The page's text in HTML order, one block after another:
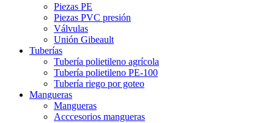
Piezas PE
Piezas PVC presión
Válvulas
Unión Gibeault
Tuberías
Tubería polietileno agrícola
Tubería polietileno PE-100
Tubería riego por goteo
Mangueras
Mangueras
Acccesorios mangueras